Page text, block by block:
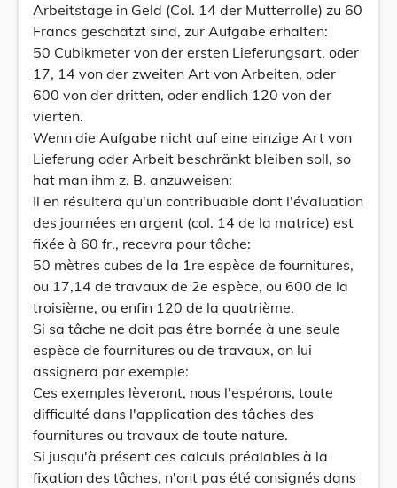
Arbeitstage in Geld (Col. 14 der Mutterrolle) zu 60
Francs geschätzt sind, zur Aufgabe erhalten:
50 Cubikmeter von der ersten Lieferungsart, oder
17, 14 von der zweiten Art von Arbeiten, oder
600 von der dritten, oder endlich 120 von der
vierten.
Wenn die Aufgabe nicht auf eine einzige Art von
Lieferung oder Arbeit beschränkt bleiben soll, so
hat man ihm z. B. anzuweisen:
Il en résultera qu'un contribuable dont l'évaluation
des journées en argent (col. 14 de la matrice) est
fixée à 60 fr., recevra pour tâche:
50 mètres cubes de la 1re espèce de fournitures,
ou 17,14 de travaux de 2e espèce, ou 600 de la
troisième, ou enfin 120 de la quatrième.
Si sa tâche ne doit pas être bornée à une seule
espèce de fournitures ou de travaux, on lui
assignera par exemple:
Ces exemples lèveront, nous l'espérons, toute
difficulté dans l'application des tâches des
fournitures ou travaux de toute nature.
Si jusqu'à présent ces calculs préalables à la
fixation des tâches, n'ont pas été consignés dans